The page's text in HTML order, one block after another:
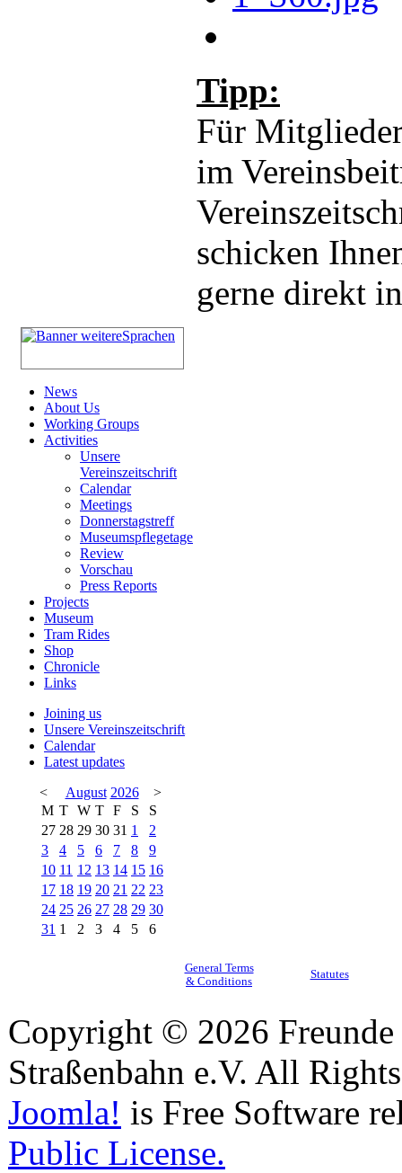
Tipp:
Für
im
schicken
gerne direkt
News
About Us
Working Groups
Activities
Unsere
Vereinszeitschrift
Calendar
Meetings
Donnerstagstreff
Museumspflegetage
Review
Vorschau
Press Reports
Projects
Museum
Tram Rides
Shop
Chronicle
Links
Joining us
Unsere Vereinszeitschrift
Calendar
Latest updates
<
August 2026
>
M T W T F S
S
27 28 29 30 31 1
2
3
4 5 6 7 8
9
10 11 12 13 14 15 16
17 18 19 20 21 22 23
24 25 26 27 28 29 30
31 1 2 3 4 5 6
General Terms
& Conditions
Statutes
Copyright © 2026
Straßenbahn e.V. All
Joomla! is Free Software
Public License.